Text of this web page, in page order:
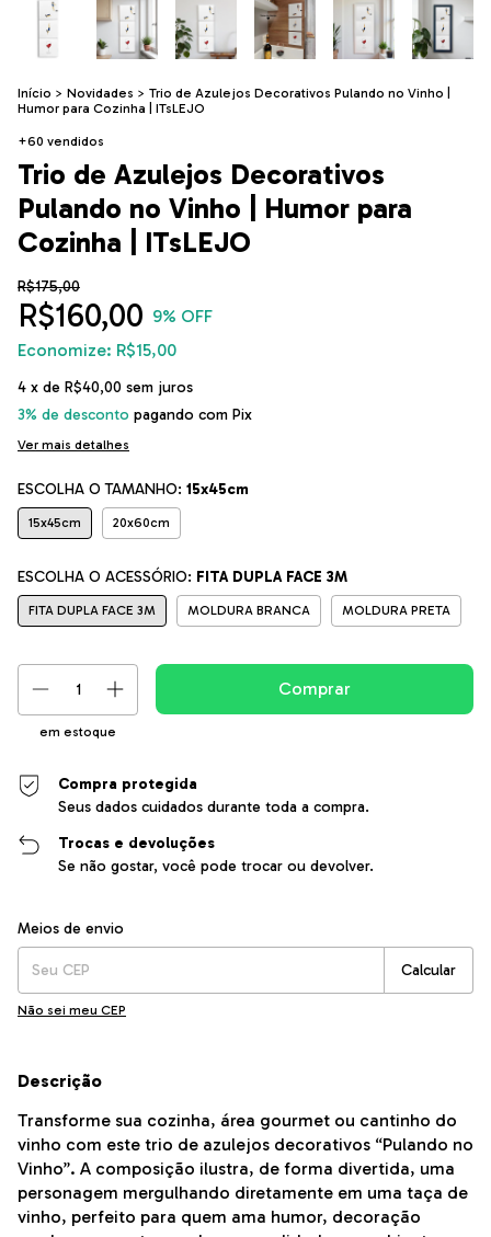
Início > Novidades > Trio de Azulejos Decorativos Pulando no Vinho |
Humor para Cozinha | ITsLEJO
+60 vendidos
Trio de Azulejos Decorativos
Pulando no Vinho | Humor para
Cozinha | ITsLEJO
R$175,00
R$160,00 9% OFF
Economize: R$15,00
4 x de R$40,00 sem juros
3% de desconto pagando com Pix
Ver mais detalhes
ESCOLHA O TAMANHO: 15x45cm
15x45cm 20x60cm
ESCOLHA O ACESSÓRIO: FITA DUPLA FACE 3M
FITA DUPLA FACE 3M MOLDURA BRANCA MOLDURA PRETA
em estoque
Compra protegida
Seus dados cuidados durante toda a compra.
Trocas e devoluções
Se não gostar, você pode trocar ou devolver.
Entregas para o CEP:
Meios de envio
Calcular
Não sei meu CEP
Descrição
Transforme sua cozinha, área gourmet ou cantinho do
vinho com este trio de azulejos decorativos “Pulando no
Vinho”. A composição ilustra, de forma divertida, uma
personagem mergulhando diretamente em uma taça de
vinho, perfeito para quem ama humor, decoração